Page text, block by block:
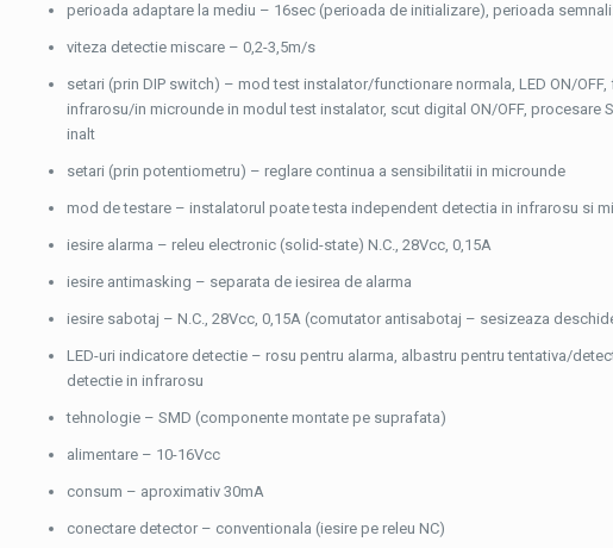
perioada adaptare la mediu – 16sec (perioada de initializare), perioada
viteza detectie miscare – 0,2-3,5m/s
setari (prin DIP switch) – mod test instalator/functionare normala, LED ON/
infrarosu/in microunde in modul test instalator, scut digital ON/OFF, procesare
inalt
setari (prin potentiometru) – reglare continua a sensibilitatii in microunde
mod de testare – instalatorul poate testa independent detectia in infrarosu si
iesire alarma – releu electronic (solid-state) N.C., 28Vcc, 0,15A
iesire antimasking – separata de iesirea de alarma
iesire sabotaj – N.C., 28Vcc, 0,15A (comutator antisabotaj – sesizeaza
LED-uri indicatore detectie – rosu pentru alarma, albastru pentru tentativa/
detectie in infrarosu
tehnologie – SMD (componente montate pe suprafata)
alimentare – 10-16Vcc
consum – aproximativ 30mA
conectare detector – conventionala (iesire pe releu NC)